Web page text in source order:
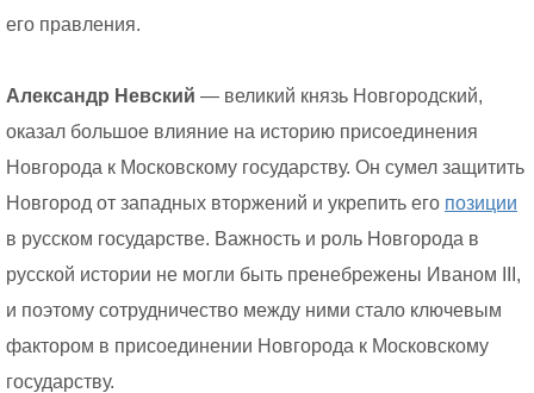
его правления.
Александр Невский — великий князь Новгородский,
оказал большое влияние на историю присоединения
Новгорода к Московскому государству. Он сумел защитить
Новгород от западных вторжений и укрепить его позиции
в русском государстве. Важность и роль Новгорода в
русской истории не могли быть пренебрежены Иваном III,
и поэтому сотрудничество между ними стало ключевым
фактором в присоединении Новгорода к Московскому
государству.